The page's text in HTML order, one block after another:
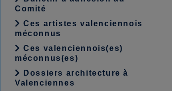
Comité
Ces artistes valenciennois
méconnus
Ces valenciennois(es)
méconnus(es)
Dossiers architecture à
Valenciennes